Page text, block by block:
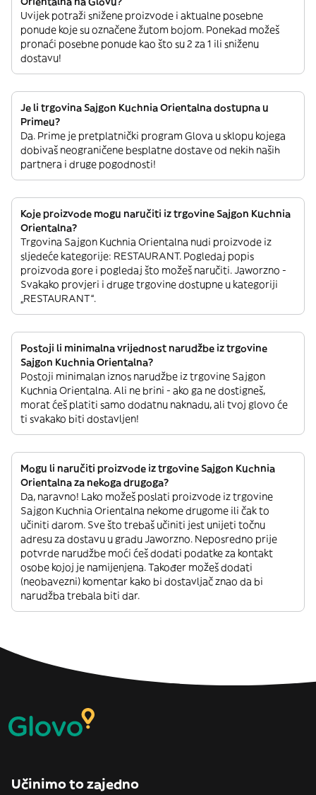
Uvijek potraži snižene proizvode i aktualne posebne
ponude koje su označene žutom bojom. Ponekad možeš
pronaći posebne ponude kao što su 2 za 1 ili sniženu
dostavu!
Je li trgovina Sajgon Kuchnia Orientalna dostupna u
Primeu?
Da. Prime je pretplatnički program Glova u sklopu kojega
dobivaš neograničene besplatne dostave od nekih naših
partnera i druge pogodnosti!
Koje proizvode mogu naručiti iz trgovine Sajgon Kuchnia
Orientalna?
Trgovina Sajgon Kuchnia Orientalna nudi proizvode iz
sljedeće kategorije: RESTAURANT. Pogledaj popis
proizvoda gore i pogledaj što možeš naručiti. Jaworzno -
Svakako provjeri i druge trgovine dostupne u kategoriji
„RESTAURANT“.
Postoji li minimalna vrijednost narudžbe iz trgovine
Sajgon Kuchnia Orientalna?
Postoji minimalan iznos narudžbe iz trgovine Sajgon
Kuchnia Orientalna. Ali ne brini - ako ga ne dostigneš,
morat ćeš platiti samo dodatnu naknadu, ali tvoj glovo će
ti svakako biti dostavljen!
Mogu li naručiti proizvode iz trgovine Sajgon Kuchnia
Orientalna za nekoga drugoga?
Da, naravno! Lako možeš poslati proizvode iz trgovine
Sajgon Kuchnia Orientalna nekome drugome ili čak to
učiniti darom. Sve što trebaš učiniti jest unijeti točnu
adresu za dostavu u gradu Jaworzno. Neposredno prije
potvrde narudžbe moći ćeš dodati podatke za kontakt
osobe kojoj je namijenjena. Također možeš dodati
(neobavezni) komentar kako bi dostavljač znao da bi
narudžba trebala biti dar.
Učinimo to zajedno